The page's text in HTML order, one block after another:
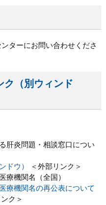
ターにお問い合わせくださ
ク（別ウィンド
肝炎問題・相談窓口につい
ドウ）
＜外部リンク＞
療機関名（全国）
療機関名の再公表について
ク＞